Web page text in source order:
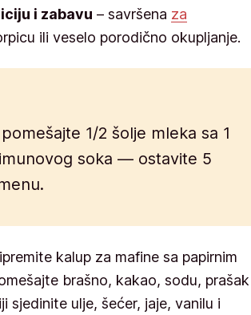
i zabavu – savršena za
ili veselo porodično okupljanje.
1/2 šolje mleka sa 1
soka — ostavite 5
kalup za mafine sa papirnim
brašno, kakao, sodu, prašak
sjedinite ulje, šećer, jaje, vanilu i